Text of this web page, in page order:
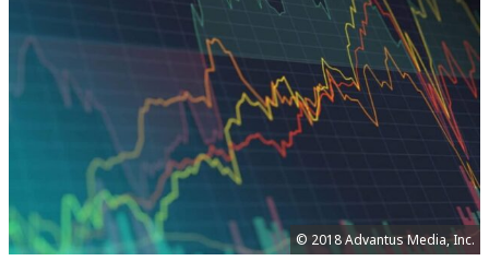
© 2018 Advantus Media, Inc.